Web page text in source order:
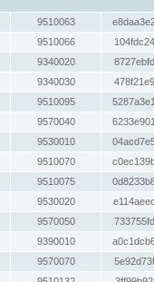
9510063
9510066
9340020
9340030
9510095
9570040
9530010
9510070
9510075
9530020
9570050
9390010
9570070